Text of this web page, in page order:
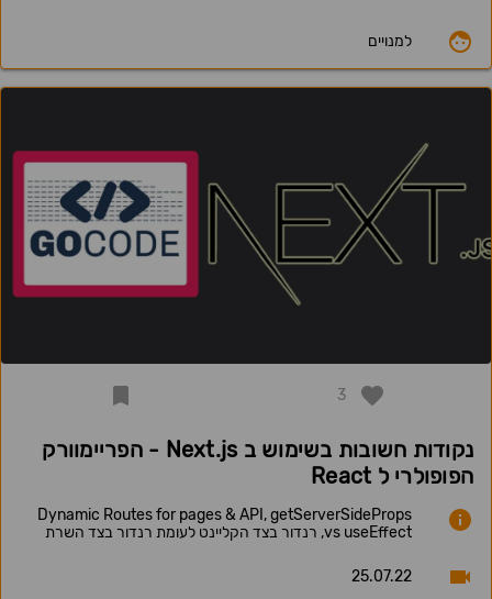
למנויים
3
נקודות חשובות בשימוש ב Next.js - הפריימוורק
הפופולרי ל React
Dynamic Routes for pages & API, getServerSideProps
vs useEffect, רנדור בצד הקליינט לעומת רנדור בצד השרת
25.07.22